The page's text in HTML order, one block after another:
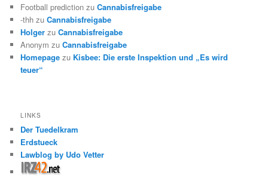
Football prediction zuCannabisfreigabe
-thh zuCannabisfreigabe
Holger zuCannabisfreigabe
Anonym zuCannabisfreigabe
Homepage zu Kisbee: Die erste Inspektion und „Es wird
teuer“
LINKS
Der Tuedelkram
Erdstueck
Lawblog by Udo Vetter